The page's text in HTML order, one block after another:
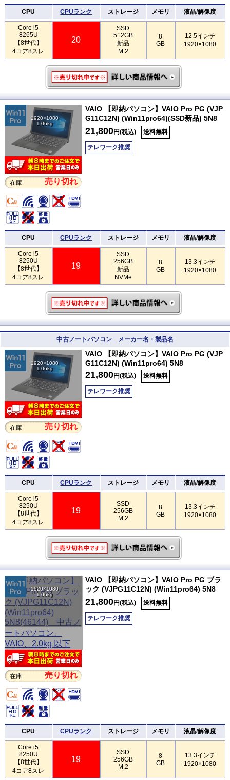
CPU CPUランク ストレージ メモリ 液晶/解像度
Core i5
8265U
【8世代】
4コア8スレ
20
SSD
512GB
新品
M.2
8
GB
12.5インチ
1920×1080
1920×1080
1.06kg
在庫 売り切れ
VAIO 【即納パソコン】VAIO Pro PG (VJP
G11C12N) (Win11pro64)(SSD新品) 5N8
21,800円(税込) 送料無料
テレワーク推奨
CPU CPUランク ストレージ メモリ 液晶/解像度
Core i5
8250U
【8世代】
4コア8スレ
19
SSD
256GB
新品
NVMe
8
GB
13.3インチ
1920×1080
中古ノートパソコン メーカー名・製品名
1920×1080
1.06kg
在庫 売り切れ
VAIO 【即納パソコン】VAIO Pro PG (VJP
G11C12N) (Win11pro64) 5N8
21,800円(税込) 送料無料
テレワーク推奨
CPU CPUランク ストレージ メモリ 液晶/解像度
Core i5
8250U
【8世代】
4コア8スレ
19
SSD
256GB
M.2
8
GB
13.3インチ
1920×1080
1920×1080
1.06kg
在庫 売り切れ
VAIO 【即納パソコン】VAIO Pro PG ブラ
ック (VJPG11C12N) (Win11pro64) 5N8
21,800円(税込) 送料無料
テレワーク推奨
CPU CPUランク ストレージ メモリ 液晶/解像度
Core i5
8250U
【8世代】
4コア8スレ
19
SSD
256GB
M.2
8
GB
13.3インチ
1920×1080